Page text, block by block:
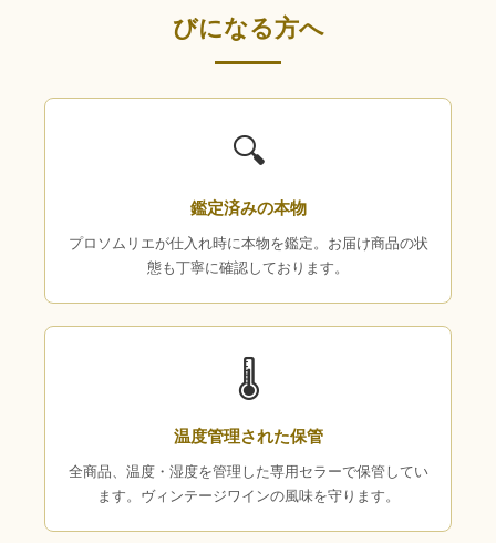
びになる方へ
🔍
鑑定済みの本物
プロソムリエが仕入れ時に本物を鑑定。お届け商品の状
態も丁寧に確認しております。
🌡
温度管理された保管
全商品、温度・湿度を管理した専用セラーで保管してい
ます。ヴィンテージワインの風味を守ります。